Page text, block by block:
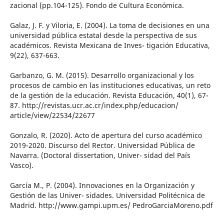
zacional (pp.104-125). Fondo de Cultura Económica.
Galaz, J. F. y Viloria, E. (2004). La toma de decisiones en una
universidad pública estatal desde la perspectiva de sus
académicos. Revista Mexicana de Inves- tigación Educativa,
9(22), 637-663.
Garbanzo, G. M. (2015). Desarrollo organizacional y los
procesos de cambio en las instituciones educativas, un reto
de la gestión de la educación. Revista Educación, 40(1), 67-
87. http://revistas.ucr.ac.cr/index.php/educacion/
article/view/22534/22677
Gonzalo, R. (2020). Acto de apertura del curso académico
2019-2020. Discurso del Rector. Universidad Pública de
Navarra. (Doctoral dissertation, Univer- sidad del País
Vasco).
García M., P. (2004). Innovaciones en la Organización y
Gestión de las Univer- sidades. Universidad Politécnica de
Madrid. http://www.gampi.upm.es/ PedroGarciaMoreno.pdf